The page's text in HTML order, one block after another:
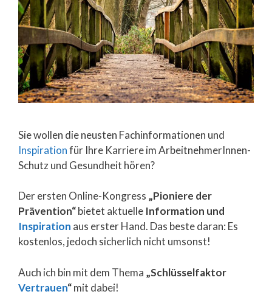
Sie wollen die neusten Fachinformationen und
Inspirationfür Ihre Karriere im ArbeitnehmerInnen-
Schutz und Gesundheit hören?
Der ersten Online-Kongress „Pioniere der
Prävention“bietet aktuelle Information und
Inspiration aus erster Hand. Das beste daran: Es
kostenlos, jedoch sicherlich nicht umsonst!
Auch ich bin mit dem Thema „Schlüsselfaktor
Vertrauen“mit dabei!